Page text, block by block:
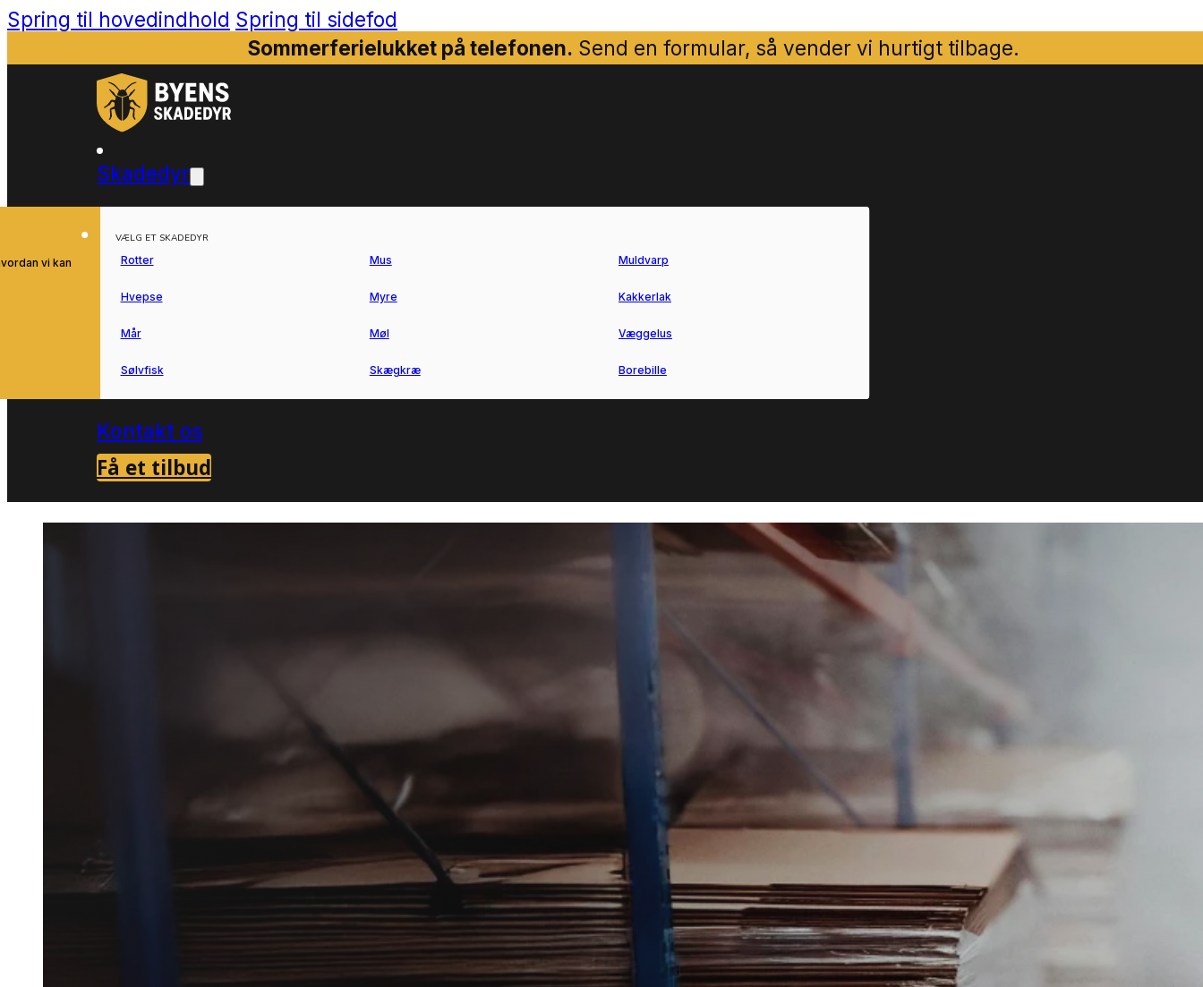
Spring til hovedindhold Spring til sidefod
Sommerferielukket på telefonen. Send en formular, så vender vi hurtigt tilbage.
Skadedyr
vi kan
VÆLG ET SKADEDYR
Rotter Mus Muldvarp
Hvepse Myre Kakkerlak
Mår Møl Væggelus
Sølvfisk Skægkræ Borebille
Kontakt os
Få et tilbud
Myrebekæmpelse i
Tårup
Myrebekæmpelse i Tårup hjælper dig videre, når myrer bliver et
tilbagevendende problem ved bolig eller have.
Vi forbinder dig med lokale partnere, så du hurtigt kan få den rette hjælp
i nærområdet.